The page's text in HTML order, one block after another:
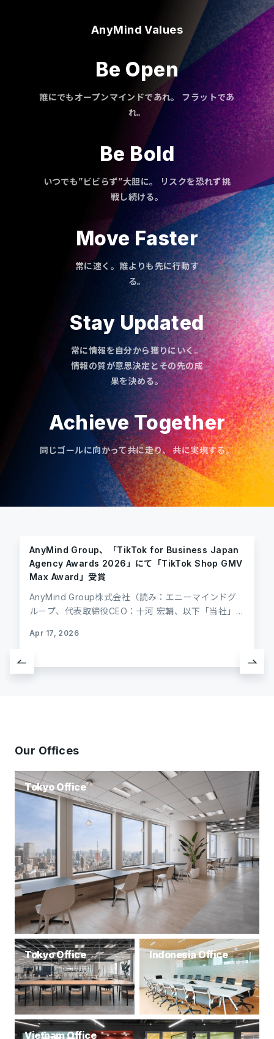
AnyMind Values
Be Open
誰にでもオープンマインドであれ。 フラットであ
れ。
Be Bold
いつでも”ビビらず”大胆に。 リスクを恐れず挑
戦し続ける。
Move Faster
常に速く。誰よりも先に行動す
る。
Stay Updated
常に情報を自分から獲りにいく。
情報の質が意思決定とその先の成
果を決める。
Achieve Together
同じゴールに向かって共に走り、 共に実現する。
Apr 17, 2026
AnyMind Group、「TikTok for Business Japan
Agency Awards 2026」にて「TikTok Shop GMV
Max Award」受賞
AnyMind Group株式会社（読み：エニーマインドグ
ループ、代表取締役CEO：十河 宏輔、以下「当社」）
表取締役：藤田 翔大）は、TikTok for Businessが主
Awards 2026」において、「Strategic Sales部門」
業成長および売上最大化に貢献しています。 ■受賞の
Shop GMV Max Award」は、TikTok Shopにおける
売上（GMV*²）最大化を実現する広告ソリューション
「GMV Max」を活用し、Eコマース領域で顕著な成果
を上げた企業に贈られるものです。 当社は、日本市場
での「GMV Max」展開開始直後からいち早く導入を
進め、コンテンツ設計、アフィリエイト施策
Our Offices
Tokyo Office
Tokyo Office Indonesia Office
Vietnam Office